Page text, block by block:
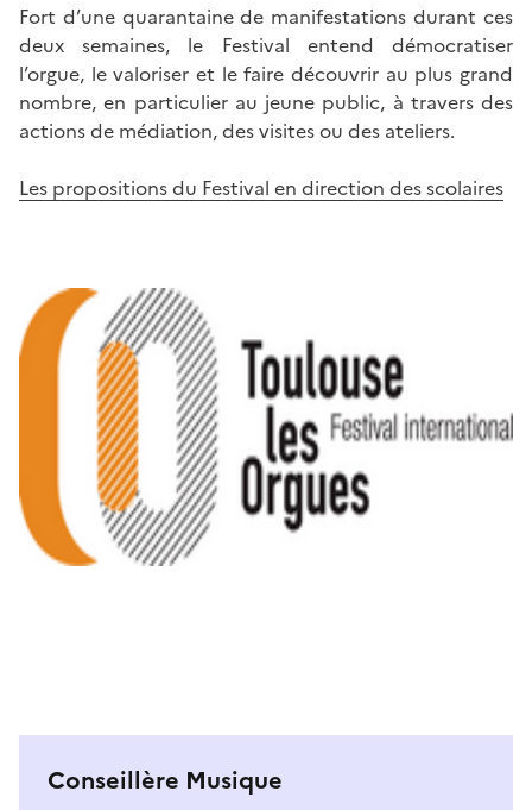
Fort d’une quarantaine de manifestations durant ces
deux semaines, le Festival entend démocratiser
l’orgue, le valoriser et le faire découvrir au plus grand
nombre, en particulier au jeune public, à travers des
actions de médiation, des visites ou des ateliers.
Les propositions du Festival en direction des scolaires
Image
Conseillère Musique